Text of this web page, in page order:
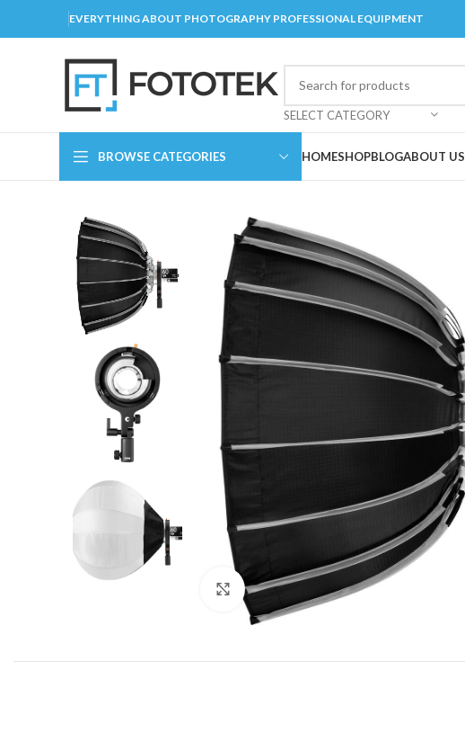
EVERYTHING ABOUT PHOTOGRAPHY PROFESSIONAL EQUIPMENT
SELECT CATEGORY
BROWSE CATEGORIES HOMESHOPBLOGABOUT US
Click to enlarge